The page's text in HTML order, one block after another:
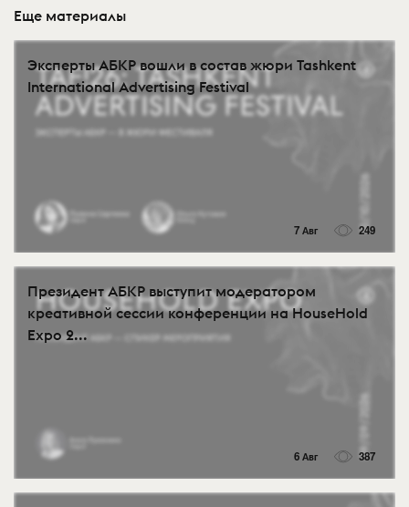
Еще материалы
Эксперты АБКР вошли в состав жюри Tashkent
International Advertising Festival
7 Авг 249
Президент АБКР выступит модератором
креативной сессии конференции на HouseHold
Expo 2...
6 Авг 387